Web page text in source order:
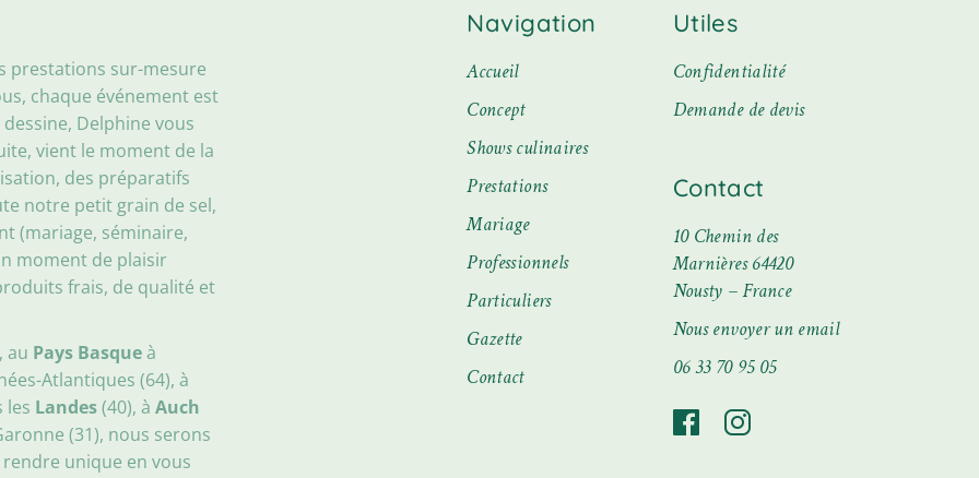
prestations sur-mesure
chaque événement est
Delphine vous
vient le moment de la
des préparatifs
notre petit grain de sel,
(mariage, séminaire,
moment de plaisir
frais, de qualité et
, au Pays Basqueà
Atlantiques (64), à
les Landes(40), à Auch
(31), nous serons
unique en vous
Navigation
Accueil
Concept
Shows culinaires
Prestations
Mariage
Professionnels
Particuliers
Gazette
Contact
Utiles
Confidentialité
Demande de devis
Contact
10 Chemin des
Marnières 64420
Nousty – France
Nous envoyer un email
06 33 70 95 05